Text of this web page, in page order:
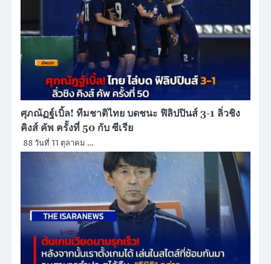
ศุภณัฏฐ์เบิ้ล! ทีมชาติไทย บดชนะ ฟิลิปปินส์ 3-1 ลิ่วชิง
คิงส์ คัพ ครั้งที่ 50 กับ ซีเรีย
88 วันที่ 11 ตุลาคม …